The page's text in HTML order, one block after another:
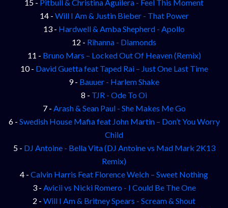
15 - Pitbull & Christina Aguilera - Feel This Moment
14 - Will I Am & Justin Bieber - That Power
13 - Hardwell & Amba Shepherd - Apollo
12 - Rihanna - Diamonds
11 - Bruno Mars – Locked Out Of Heaven (Remix)
10 - David Guetta feat Taped Rai – Just One Last Time
9 - Bauuer - Harlem Shake
8 - TJR - Ode To Oi
7 - Arash & Sean Paul - She Makes Me Go
6 - Swedish House Mafia feat John Martin – Don’t You Worry
Child
5 - DJ Antoine - Bella Vita (DJ Antoine vs Mad Mark 2K13
Remix)
4 - Calvin Harris Feat Florence Welch – Sweet Nothing
3 - Avicii vs Nicki Romero - I Could Be The One
2 - Will I Am & Britney Spears - Scream & Shout